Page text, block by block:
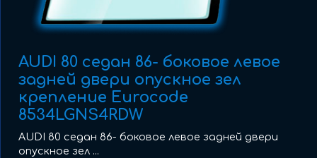
AUDI 80 седан 86- боковое левое
задней двери опускное зел
крепление Eurocode
8534LGNS4RDW
AUDI 80 седан 86- боковое левое задней двери
опускное зел ...